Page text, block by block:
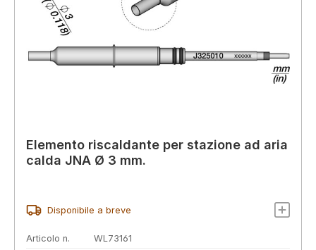
Elemento riscaldante per stazione ad aria
calda JNA Ø 3 mm.
Disponibile a breve
Articolo n.
WL73161